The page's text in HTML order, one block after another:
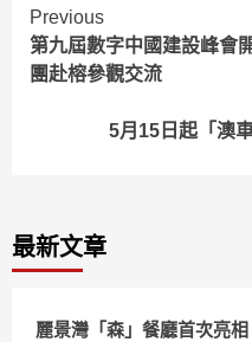
Continue
Reading
Previous
第九屆數字中國建設峰會
團赴榕參觀交流
5月15日起「澳
最新文章
麗景灣「森」餐廳首次亮相